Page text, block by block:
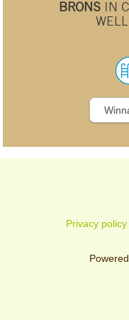
BRONS IN
Privacy policy